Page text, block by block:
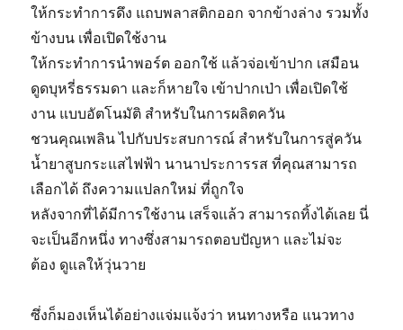
ให้กระทำการดึง แถบพลาสติกออก จากข้างล่าง รวมทั้ง
ข้างบน เพื่อเปิดใช้งาน
ให้กระทำการนำพอร์ต ออกใช้ แล้วจ่อเข้าปาก เสมือน
ดูดบุหรี่ธรรมดา และก็หายใจ เข้าปากเป่า เพื่อเปิดใช้
งาน แบบอัตโนมัติ สำหรับในการผลิตควัน
ชวนคุณเพลิน ไปกับประสบการณ์ สำหรับในการสู่ควัน
น้ำยาสูบกระแสไฟฟ้า นานาประการรส ที่คุณสามารถ
เลือกได้ ถึงความแปลกใหม่ ที่ถูกใจ
หลังจากที่ได้มีการใช้งาน เสร็จแล้ว สามารถทิ้งได้เลย นี่
จะเป็นอีกหนึ่ง ทางซึ่งสามารถตอบปัญหา และไม่จะ
ต้อง ดูแลให้วุ่นวาย
ซึ่งก็มองเห็นได้อย่างแจ่มแจ้งว่า หนทางหรือ แนวทาง